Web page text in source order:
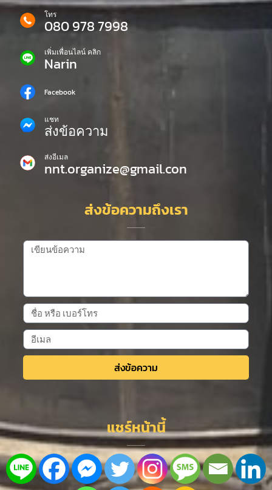
โทร
080 978 7998
เพิ่มเพื่อนไลน์ คลิก
Narin
Facebook
แชท
ส่งข้อความ
ส่งอีเมล
nnt.organize@gmail.con
ส่งข้อความถึงเรา
ส่งข้อความ
แชร์หน้านี้